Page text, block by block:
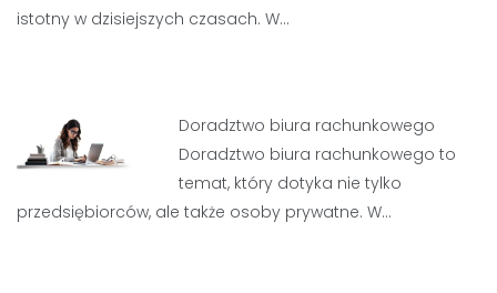
istotny w dzisiejszych czasach. W…
Doradztwo biura rachunkowego
Doradztwo biura rachunkowego to
temat, który dotyka nie tylko
przedsiębiorców, ale także osoby prywatne. W…